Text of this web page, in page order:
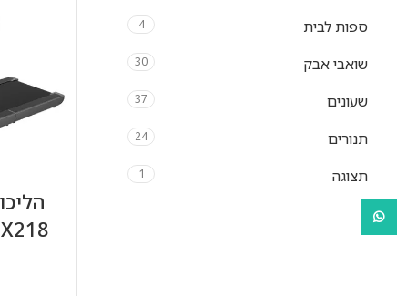
ספות לבית 4
שואבי אבק 30
שעונים 37
תנורים 24
תצוגה 1